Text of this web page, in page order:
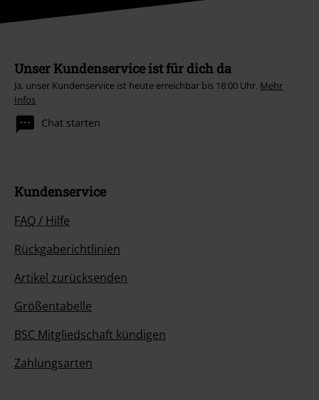
Unser Kundenservice ist für dich da
Ja, unser Kundenservice ist heute erreichbar bis 18:00 Uhr. Mehr
Infos
Chat starten
Kundenservice
FAQ / Hilfe
Rückgaberichtlinien
Artikel zurücksenden
Größentabelle
BSC Mitgliedschaft kündigen
Zahlungsarten